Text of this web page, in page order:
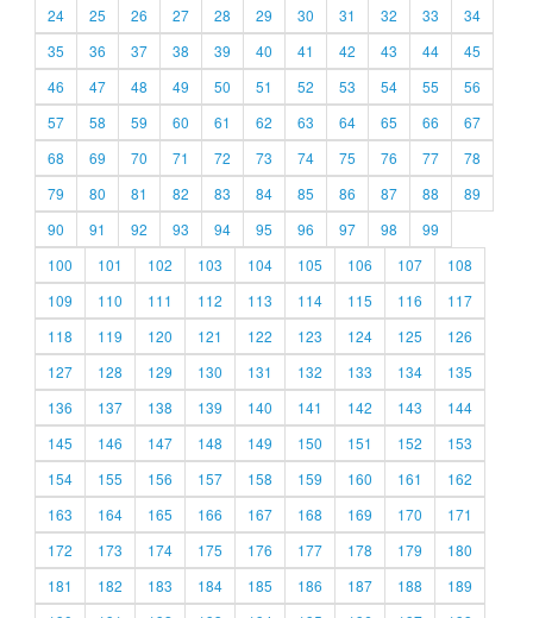
24
25 26 27 28 29 30 31 32 33
34
35
36 37 38 39 40 41 42 43 44
45
46
47 48 49 50 51 52 53 54 55
56
57
58 59 60 61 62 63 64 65 66
67
68
69 70 71 72 73 74 75 76 77
78
79
80 81 82 83 84 85 86 87 88
89
90
91 92 93 94 95 96 97 98
99
100
101 102 103 104 105 106 107
108
109
110 111 112 113 114 115 116
117
118
119 120 121 122 123 124 125
126
127
128 129 130 131 132 133 134
135
136
137 138 139 140 141 142 143
144
145
146 147 148 149 150 151 152
153
154
155 156 157 158 159 160 161
162
163
164 165 166 167 168 169 170
171
172
173 174 175 176 177 178 179
180
181
182 183 184 185 186 187 188
189